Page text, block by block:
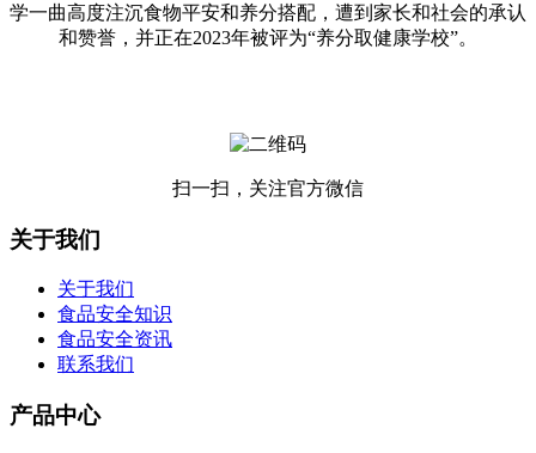
学一曲高度注沉食物平安和养分搭配，遭到家长和社会的承认
和赞誉，并正在2023年被评为“养分取健康学校”。
扫一扫，关注官方微信
关于我们
关于我们
食品安全知识
食品安全资讯
联系我们
产品中心